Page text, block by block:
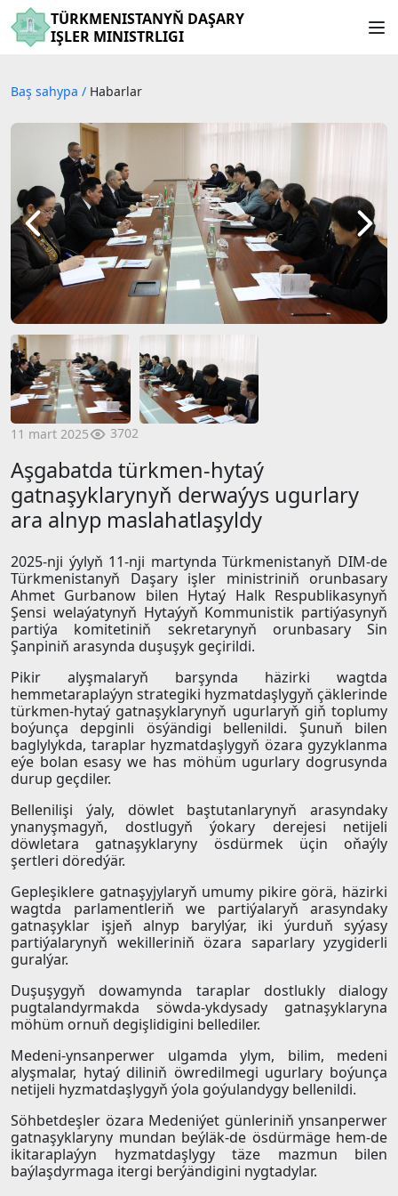
TÜRKMENISTANYŇ DAŞARY
IŞLER MINISTRLIGI
Baş sahypa / Habarlar
11 mart 2025 3702
Aşgabatda türkmen-hytaý
gatnaşyklarynyň derwaýys ugurlary
ara alnyp maslahatlaşyldy
2025-nji ýylyň 11-nji martynda Türkmenistanyň DIM-de
Türkmenistanyň Daşary işler ministriniň orunbasary
Ahmet Gurbanow bilen Hytaý Halk Respublikasynyň
Şensi welaýatynyň Hytaýyň Kommunistik partiýasynyň
partiýa komitetiniň sekretarynyň orunbasary Sin
Şanpiniň arasynda duşuşyk geçirildi.
Pikir alyşmalaryň barşynda häzirki wagtda
hemmetaraplaýyn strategiki hyzmatdaşlygyň çäklerinde
türkmen-hytaý gatnaşyklarynyň ugurlaryň giň toplumy
boýunça depginli ösýändigi bellenildi. Şunuň bilen
baglylykda, taraplar hyzmatdaşlygyň özara gyzyklanma
eýe bolan esasy we has möhüm ugurlary dogrusynda
durup geçdiler.
Bellenilişi ýaly, döwlet baştutanlarynyň arasyndaky
ynanyşmagyň, dostlugyň ýokary derejesi netijeli
döwletara gatnaşyklaryny ösdürmek üçin oňaýly
şertleri döredýär.
Gepleşiklere gatnaşyjylaryň umumy pikire görä, häzirki
wagtda parlamentleriň we partiýalaryň arasyndaky
gatnaşyklar işjeň alnyp barylýar, iki ýurduň syýasy
partiýalarynyň wekilleriniň özara saparlary yzygiderli
guralýar.
Duşuşygyň dowamynda taraplar dostlukly dialogy
pugtalandyrmakda söwda-ykdysady gatnaşyklaryna
möhüm ornuň degişlidigini bellediler.
Medeni-ynsanperwer ulgamda ylym, bilim, medeni
alyşmalar, hytaý diliniň öwredilmegi ugurlary boýunça
netijeli hyzmatdaşlygyň ýola goýulandygy bellenildi.
Söhbetdeşler özara Medeniýet günleriniň ynsanperwer
gatnaşyklaryny mundan beýläk-de ösdürmäge hem-de
ikitaraplaýyn hyzmatdaşlygy täze mazmun bilen
baýlaşdyrmaga itergi berýändigini nygtadylar.